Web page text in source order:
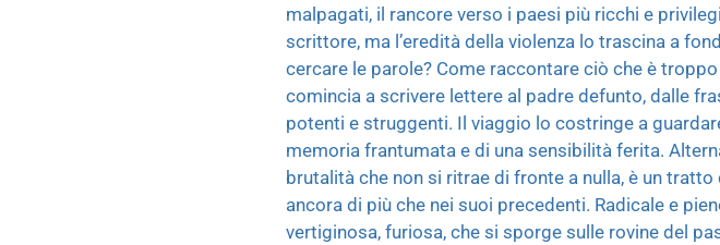
malpagati, il rancore verso i paesi più ricchi e
scrittore, ma l’eredità della violenza lo trascina a
cercare le parole? Come raccontare ciò che è
comincia a scrivere lettere al padre defunto, dalle
potenti e struggenti. Il viaggio lo costringe a
memoria frantumata e di una sensibilità ferita.
brutalità che non si ritrae di fronte a nulla, è un
ancora di più che nei suoi precedenti. Radicale e
vertiginosa, furiosa, che si sporge sulle rovine del